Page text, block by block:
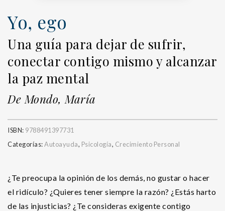
Yo, ego
Una guía para dejar de sufrir,
conectar contigo mismo y alcanzar
la paz mental
De Mondo, María
ISBN: 9788491397731
Categorías:Autoayuda, Psicología, Crecimiento Personal
¿Te preocupa la opinión de los demás, no gustar o hacer
el ridículo? ¿Quieres tener siempre la razón? ¿Estás harto
de las injusticias? ¿Te consideras exigente contigo